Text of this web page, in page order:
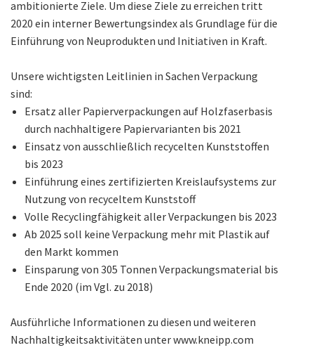
ambitionierte Ziele. Um diese Ziele zu erreichen tritt
2020 ein interner Bewertungsindex als Grundlage für die
Einführung von Neuprodukten und Initiativen in Kraft.
Unsere wichtigsten Leitlinien in Sachen Verpackung
sind:
Ersatz aller Papierverpackungen auf Holzfaserbasis
durch nachhaltigere Papiervarianten bis 2021
Einsatz von ausschließlich recycelten Kunststoffen
bis 2023
Einführung eines zertifizierten Kreislaufsystems zur
Nutzung von recyceltem Kunststoff
Volle Recyclingfähigkeit aller Verpackungen bis 2023
Ab 2025 soll keine Verpackung mehr mit Plastik auf
den Markt kommen
Einsparung von 305 Tonnen Verpackungsmaterial bis
Ende 2020 (im Vgl. zu 2018)
Ausführliche Informationen zu diesen und weiteren
Nachhaltigkeitsaktivitäten unter www.kneipp.com